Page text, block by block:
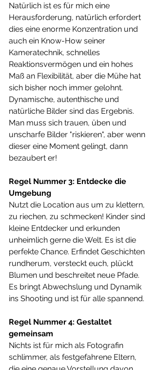
Natürlich ist es für mich eine
Herausforderung, natürlich erfordert
dies eine enorme Konzentration und
auch ein Know-How seiner
Kameratechnik, schnelles
Reaktionsvermögen und ein hohes
Maß an Flexibilität, aber die Mühe hat
sich bisher noch immer gelohnt.
Dynamische, autenthische und
natürliche Bilder sind das Ergebnis.
Man muss sich trauen, üben und
unscharfe Bilder "riskieren", aber wenn
dieser eine Moment gelingt, dann
bezaubert er!
Regel Nummer 3: Entdecke die
Umgebung
Nutzt die Location aus um zu klettern,
zu riechen, zu schmecken! Kinder sind
kleine Entdecker und erkunden
unheimlich gerne die Welt. Es ist die
perfekte Chance. Erfindet Geschichten
rundherum, versteckt euch, plückt
Blumen und beschreitet neue Pfade.
Es bringt Abwechslung und Dynamik
ins Shooting und ist für alle spannend.
Regel Nummer 4: Gestaltet
gemeinsam
Nichts ist für mich als Fotografin
schlimmer, als festgefahrene Eltern,